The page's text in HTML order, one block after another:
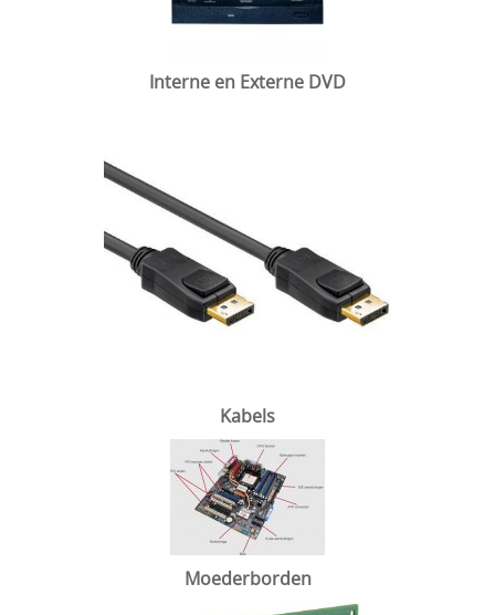
Interne en Externe DVD
Kabels
Moederborden